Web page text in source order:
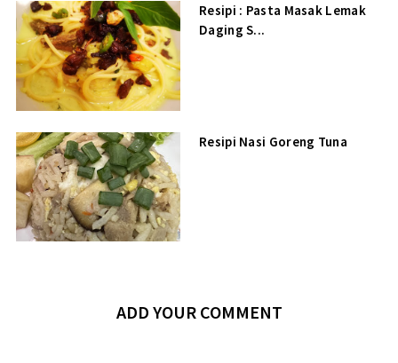
Resipi : Pasta Masak Lemak
Daging S...
Resipi Nasi Goreng Tuna
ADD YOUR COMMENT